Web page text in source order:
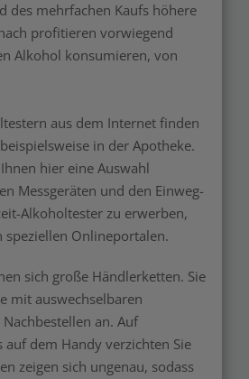
des mehrfachen Kaufs höhere
profitieren vorwiegend
Alkohol konsumieren, von
aus dem Internet finden
in der Apotheke.
hier eine Auswahl
Messgeräten und den Einweg-
Alkoholtester zu erwerben,
speziellen Onlineportalen.
sich große Händlerketten. Sie
mit auswechselbaren
an. Auf
auf dem Handy verzichten Sie
zeigen sich ungenau, sodass